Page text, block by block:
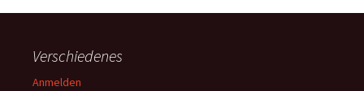
Verschiedenes
Anmelden